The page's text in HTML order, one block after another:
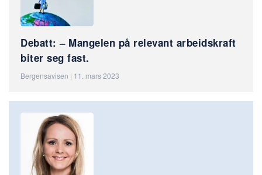
Debatt: – Mangelen på relevant arbeidskraft
biter seg fast.
Bergensavisen | 11. mars 2023